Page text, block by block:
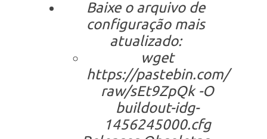
Baixe o arquivo de
configuração mais
atualizado:
wget
https://pastebin.com/
raw/sEt9ZpQk -O
buildout-idg-
1456245000.cfg